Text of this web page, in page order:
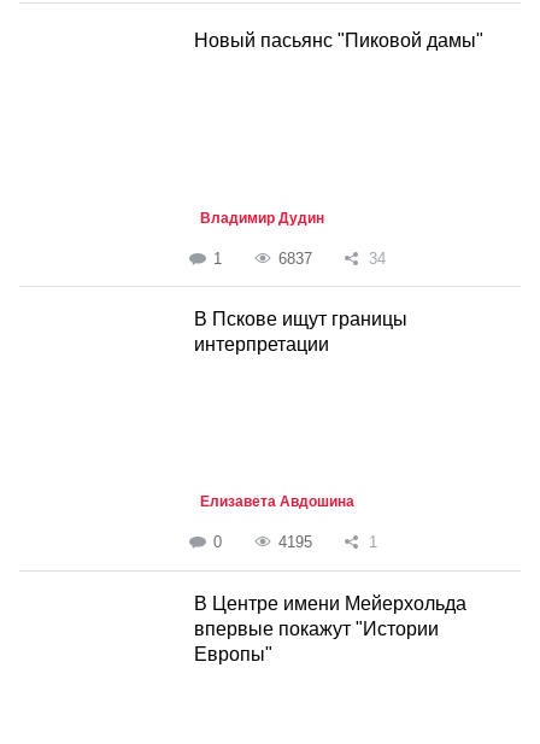
Новый пасьянс "Пиковой дамы"
Владимир Дудин
1 6837 34
В Пскове ищут границы
интерпретации
Елизавета Авдошина
0 4195 1
В Центре имени Мейерхольда
впервые покажут "Истории
Европы"